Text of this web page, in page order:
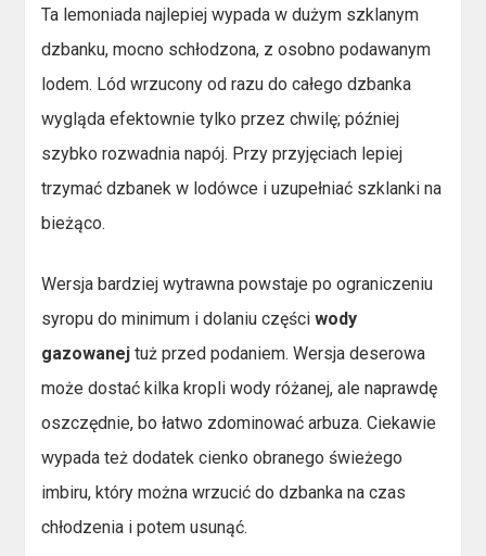
Ta lemoniada najlepiej wypada w dużym szklanym
dzbanku, mocno schłodzona, z osobno podawanym
lodem. Lód wrzucony od razu do całego dzbanka
wygląda efektownie tylko przez chwilę; później
szybko rozwadnia napój. Przy przyjęciach lepiej
trzymać dzbanek w lodówce i uzupełniać szklanki na
bieżąco.
Wersja bardziej wytrawna powstaje po ograniczeniu
syropu do minimum i dolaniu częściwody
gazowanej tuż przed podaniem. Wersja deserowa
może dostać kilka kropli wody różanej, ale naprawdę
oszczędnie, bo łatwo zdominować arbuza. Ciekawie
wypada też dodatek cienko obranego świeżego
imbiru, który można wrzucić do dzbanka na czas
chłodzenia i potem usunąć.